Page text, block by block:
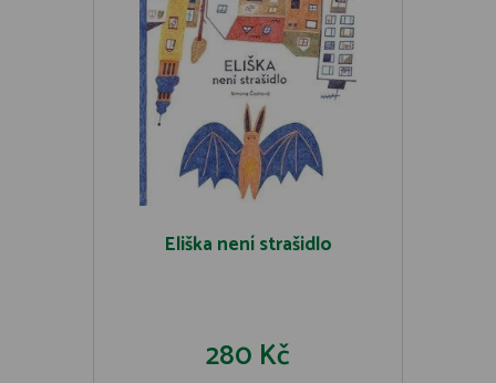
Eliška není strašidlo
280 Kč